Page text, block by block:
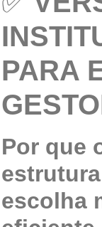
PARA
Por que
escolha